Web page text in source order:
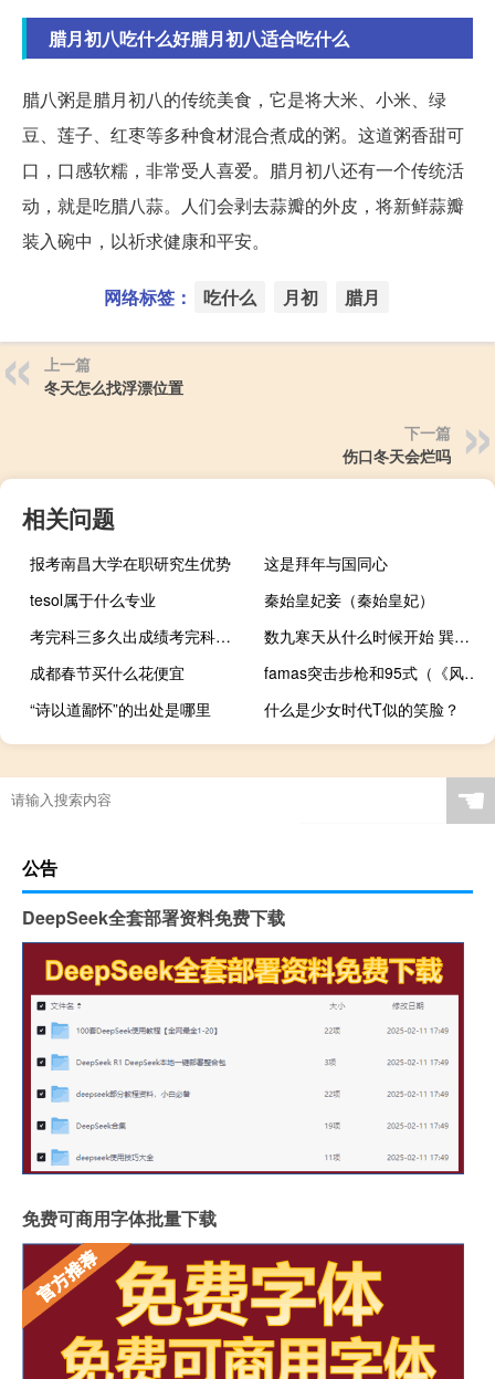
腊月初八吃什么好腊月初八适合吃什么
腊八粥是腊月初八的传统美食，它是将大米、小米、绿
豆、莲子、红枣等多种食材混合煮成的粥。这道粥香甜可
口，口感软糯，非常受人喜爱。腊月初八还有一个传统活
动，就是吃腊八蒜。人们会剥去蒜瓣的外皮，将新鲜蒜瓣
装入碗中，以祈求健康和平安。
网络标签： 吃什么 月初 腊月
上一篇
冬天怎么找浮漂位置
下一篇
伤口冬天会烂吗
相关问题
报考南昌大学在职研究生优势
这是拜年与国同心
tesol属于什么专业
秦始皇妃妾（秦始皇妃）
考完科三多久出成绩考完科三多久出成绩
数九寒天从什么时候开始 巽风（数九寒天从什么时候开始）
成都春节买什么花便宜
famas突击步枪和95式（《风暴战区》FAMAS突击步枪）
“诗以道鄙怀”的出处是哪里
什么是少女时代T似的笑脸？
☚
公告
DeepSeek全套部署资料免费下载
免费可商用字体批量下载